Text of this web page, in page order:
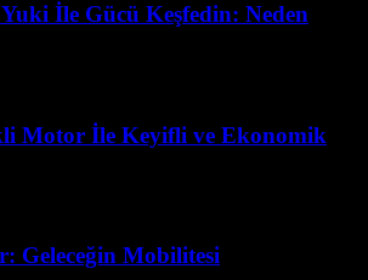
İle Gücü Keşfedin: Neden
Motor İle Keyifli ve Ekonomik
Geleceğin Mobilitesi